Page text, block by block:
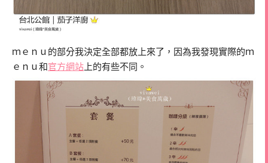
ｍｅｎｕ的部分我決定全部都放上來了，因為我發現實際的ｍ
ｅｎｕ和官方網站上的有些不同。